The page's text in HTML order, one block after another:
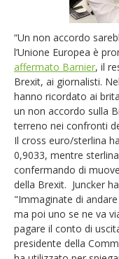
“Un non accordo
l’Unione Europea è
affermato Barnier, il
Brexit, ai giornalisti.
hanno ricordato ai
un non accordo sulla
terreno nei confronti
Il cross euro/sterlina
0,9033, mentre
confermando di
della Brexit. Juncker
"Immaginate di
ma poi uno se ne va
pagare il conto di
presidente della